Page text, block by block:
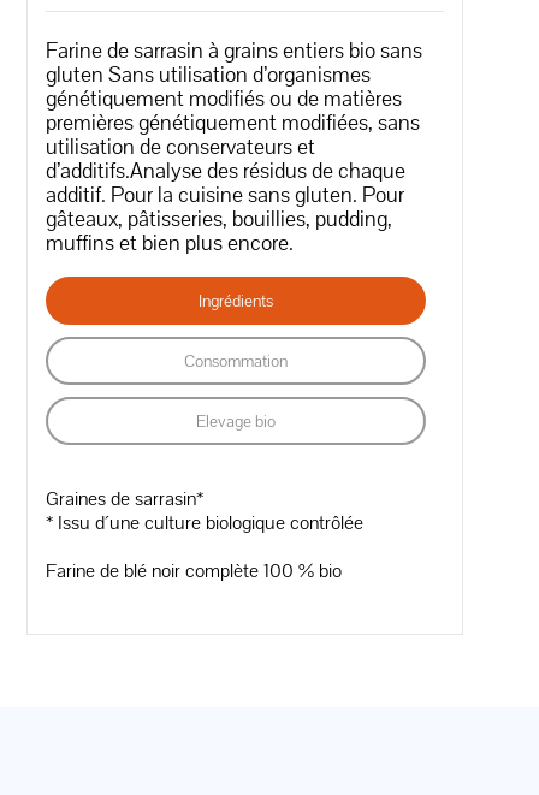
Farine de sarrasin à grains entiers bio sans
gluten Sans utilisation d’organismes
génétiquement modifiés ou de matières
premières génétiquement modifiées, sans
utilisation de conservateurs et
d’additifs.Analyse des résidus de chaque
additif. Pour la cuisine sans gluten. Pour
gâteaux, pâtisseries, bouillies, pudding,
muffins et bien plus encore.
Ingrédients
Consommation
Elevage bio
Graines de sarrasin*
* Issu d´une culture biologique contrôlée
Farine de blé noir complète 100 % bio